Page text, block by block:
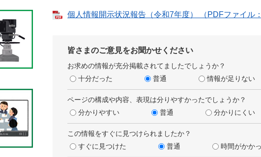
個人情報開示状況報告（令和7年度） （PDFファイル
皆さまのご意見をお聞かせください
お求めの情報が充分掲載されてましたでしょうか？
十分だった
普通 情報が足りない
ページの構成や内容、表現は分りやすかったでしょうか？
分かりやすい
普通 分かりにくい
この情報をすぐに見つけられましたか？
すぐに見つけた
普通 時間がかか